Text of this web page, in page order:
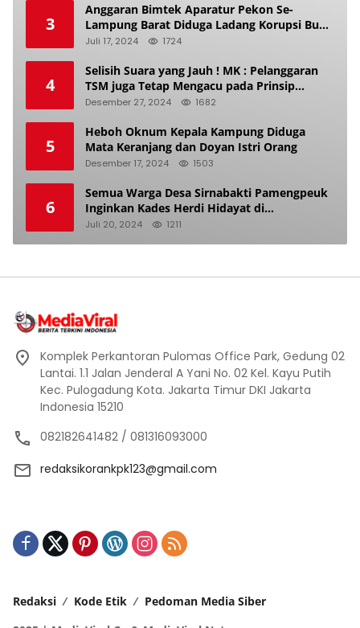
3
Anggaran Bimtek Aparatur Pekon Se-
Lampung Barat Diduga Ladang Korupsi Buat
Makan Anak Istri
Juli 17, 2024 1724
4
Selisih Suara yang Jauh ! MK : Pelanggaran
TSM juga Tetap Mengacu pada Prinsip
Keadilan Pemilu
Desember 27, 2024 1682
5
Heboh Oknum Kepala Kampung Diduga
Mata Keranjang dan Doyan Istri Orang
Desember 17, 2024 1503
6
Semua Warga Desa Sirnabakti Pamengpeuk
Inginkan Kades Herdi Hidayat di
Berhentikan Dari Jabatan nya
Juli 20, 2024 1211
Komplek Perkantoran Pulomas Office Park, Gedung 02
Lantai. 1.1 Jalan Jenderal A Yani No. 02 Kel. Kayu Putih
Kec. Pulogadung Kota. Jakarta Timur DKI Jakarta
Indonesia 15210
082182641482 / 081316093000
redaksikorankpk123@gmail.com
Redaksi Kode Etik
Pedoman Media Siber